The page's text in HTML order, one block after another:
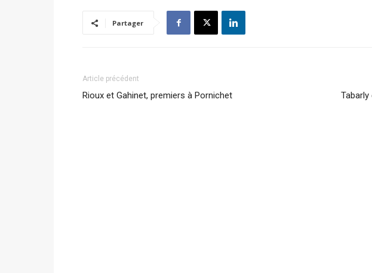
Partager
Article précédent
Rioux et Gahinet, premiers à Pornichet